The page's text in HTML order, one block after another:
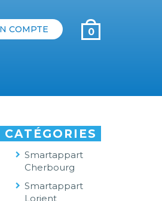
COMPTE 0
CATÉGORIES
Smartappart
Cherbourg
Smartappart
Lorient